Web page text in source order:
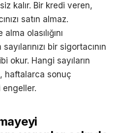
kalır. Bir kredi veren,
satın almaz.
olasılığını
bir sigortacının
okur. Hangi sayıların
haftalarca sonuç